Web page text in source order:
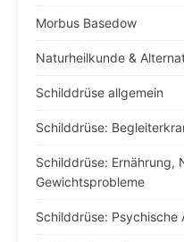
Morbus Basedow
Naturheilkunde &
Schilddrüse allgemein
Schilddrüse:
Schilddrüse: Ernährung,
Gewichtsprobleme
Schilddrüse: Psychische